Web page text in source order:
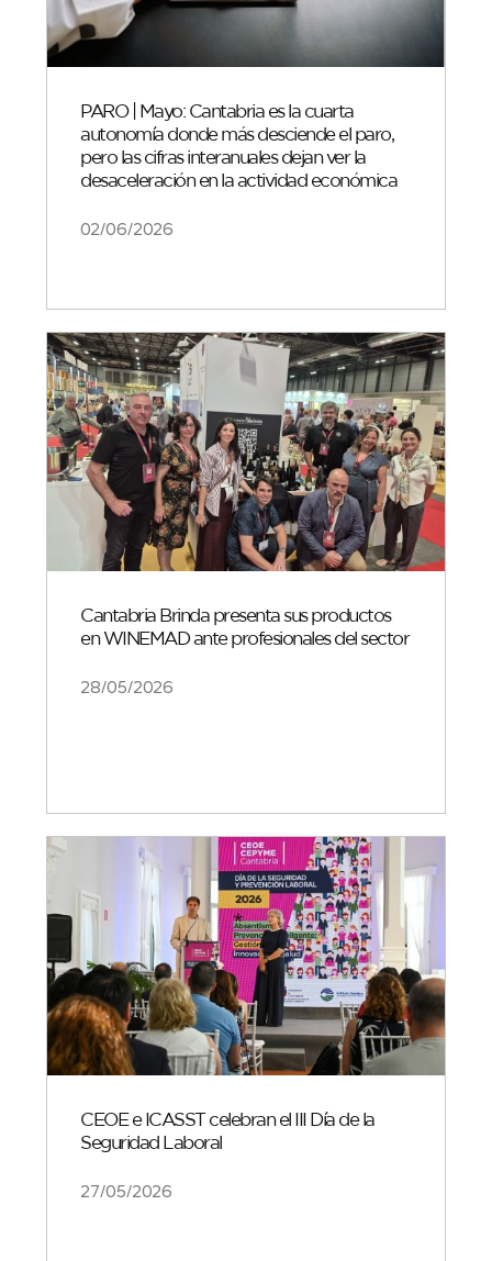
PARO | Mayo: Cantabria es la cuarta
autonomía donde más desciende el paro,
pero las cifras interanuales dejan ver la
desaceleración en la actividad económica
02/06/2026
Cantabria Brinda presenta sus productos
en WINEMAD ante profesionales del sector
28/05/2026
CEOE e ICASST celebran el III Día de la
Seguridad Laboral
27/05/2026